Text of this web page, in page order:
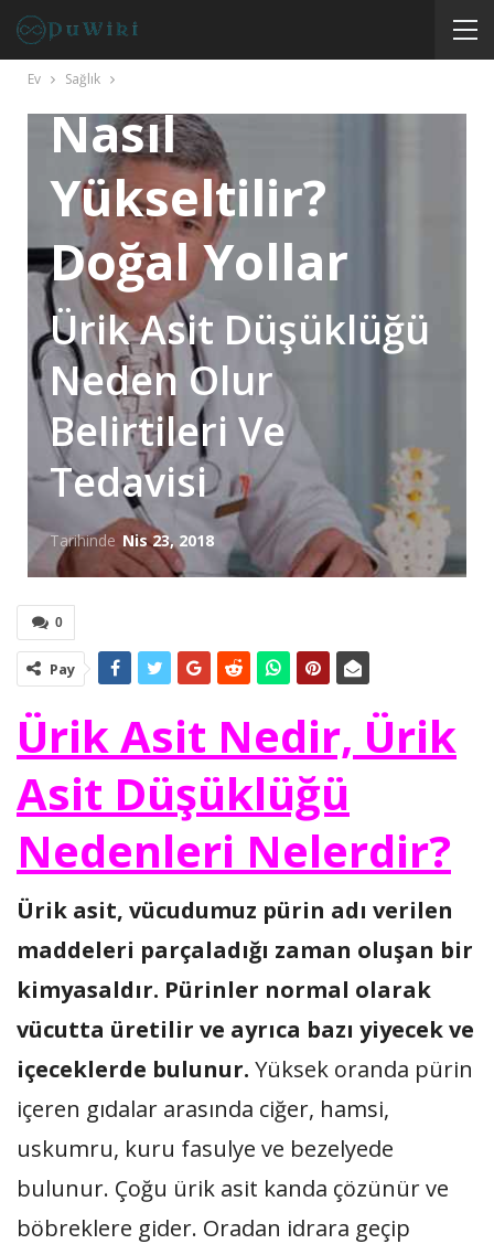
Ev Sağlık
Neden Düşer
Nasıl
Yükseltilir?
Doğal Yollar
Ürik Asit Düşüklüğü
Neden Olur
Belirtileri Ve
Tedavisi
Tarihinde Nis 23, 2018
0
Pay
Ürik Asit Nedir, Ürik
Asit Düşüklüğü
Nedenleri Nelerdir?
Ürik asit, vücudumuz pürin adı verilen
maddeleri parçaladığı zaman oluşan bir
kimyasaldır. Pürinler normal olarak
vücutta üretilir ve ayrıca bazı yiyecek ve
içeceklerde bulunur. Yüksek oranda pürin
içeren gıdalar arasında ciğer, hamsi,
uskumru, kuru fasulye ve bezelyede
bulunur. Çoğu ürik asit kanda çözünür ve
böbreklere gider. Oradan idrara geçip